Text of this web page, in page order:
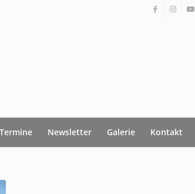
Termine Newsletter Galerie Kontakt